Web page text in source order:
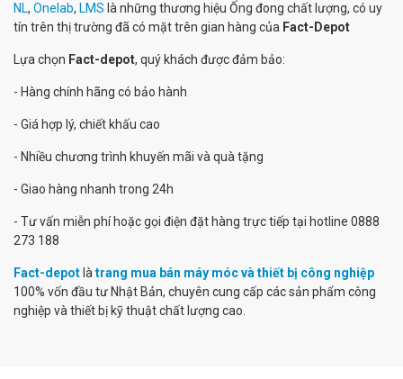
NL, Onelab, LMS là những thương hiệu Ống đong chất lượng, có uy
tín trên thị trường đã có mặt trên gian hàng của Fact-Depot
Lựa chọn Fact-depot, quý khách được đảm bảo:
- Hàng chính hãng có bảo hành
- Giá hợp lý, chiết khấu cao
- Nhiều chương trình khuyến mãi và quà tặng
- Giao hàng nhanh trong 24h
- Tư vấn miễn phí hoặc gọi điện đặt hàng trực tiếp tại hotline 0888
273 188
Fact-depot là trang mua bán máy móc và thiết bị công nghiệp
100% vốn đầu tư Nhật Bản, chuyên cung cấp các sản phẩm công
nghiệp và thiết bị kỹ thuật chất lượng cao.